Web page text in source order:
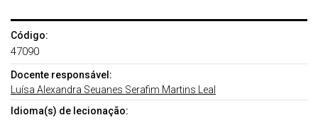
Código:
47090
Docente responsável:
Luísa Alexandra Seuanes Serafim Martins Leal
Idioma(s) de lecionação: